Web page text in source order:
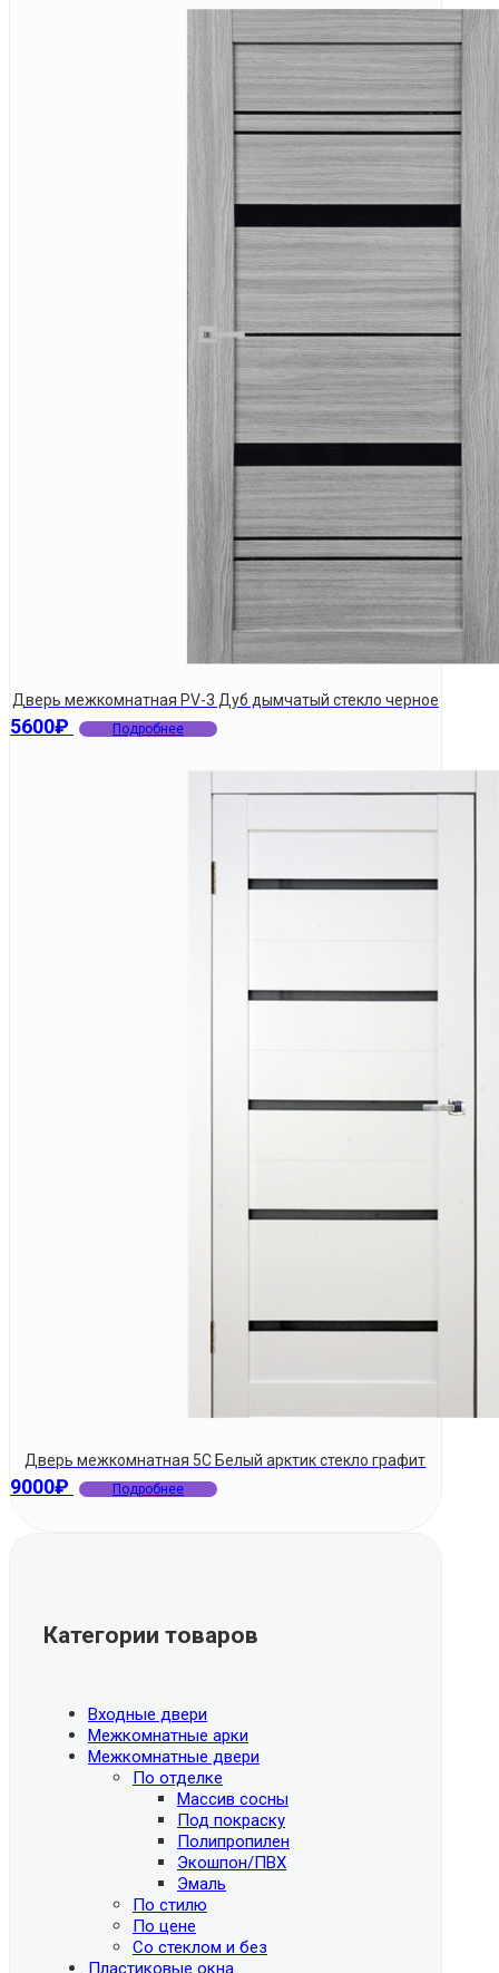
Дверь межкомнатная PV-3 Дуб дымчатый стекло черное
5600₽ Подробнее
Дверь межкомнатная 5С Белый арктик стекло графит
9000₽ Подробнее
Категории товаров
Входные двери
Межкомнатные арки
Межкомнатные двери
По отделке
Массив сосны
Под покраску
Полипропилен
Экошпон/ПВХ
Эмаль
По стилю
По цене
Со стеклом и без
Пластиковые окна